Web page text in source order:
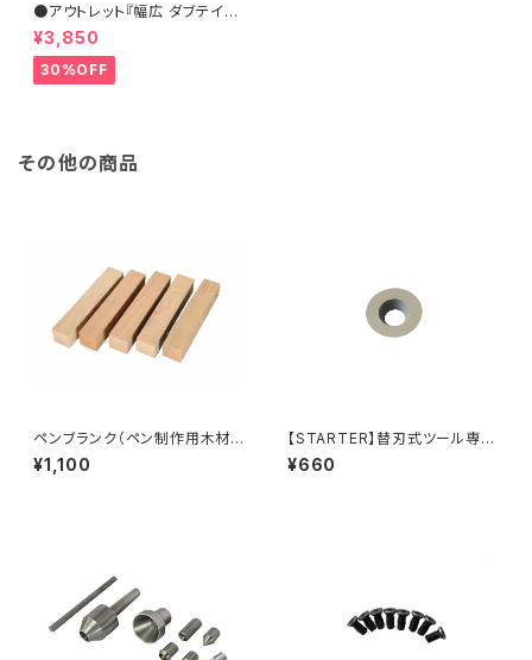
●アウトレット『幅広 ダブテイル
スクレーパー 31×6.5mm』【ST
ARTER】ターニングツール ハイ
ス鋼 旋盤用刃物 ウッドターニン
グ 訳あり
¥3,850
30%OFF
その他の商品
ペンブランク（ペン制作用木材）
＊サクラ
¥1,100
【STARTER】替刃式ツール専用
替刃（丸）
¥660